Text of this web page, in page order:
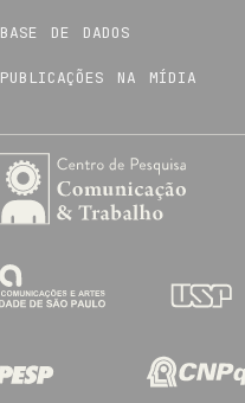
base de dados
publicações na mídia